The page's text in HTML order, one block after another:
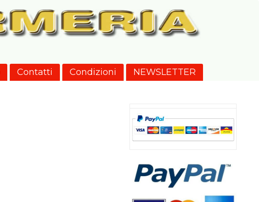
Contatti Condizioni
NEWSLETTER